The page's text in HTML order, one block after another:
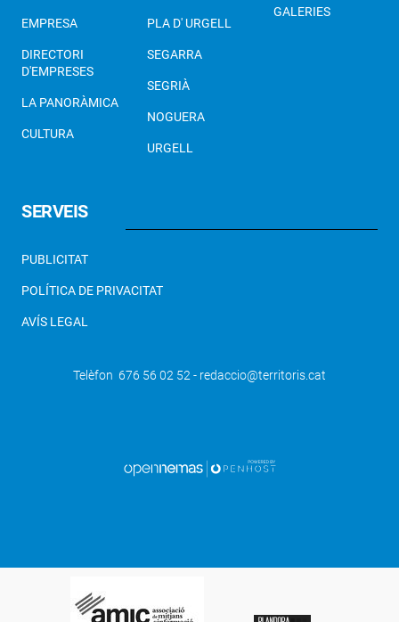
EMPRESA
DIRECTORI
D'EMPRESES
LA PANORÀMICA
CULTURA
PLA D' URGELL
SEGARRA
SEGRIÀ
NOGUERA
URGELL
GALERIES
SERVEIS
PUBLICITAT
POLÍTICA DE PRIVACITAT
AVÍS LEGAL
Telèfon 676 56 02 52 - redaccio@territoris.cat